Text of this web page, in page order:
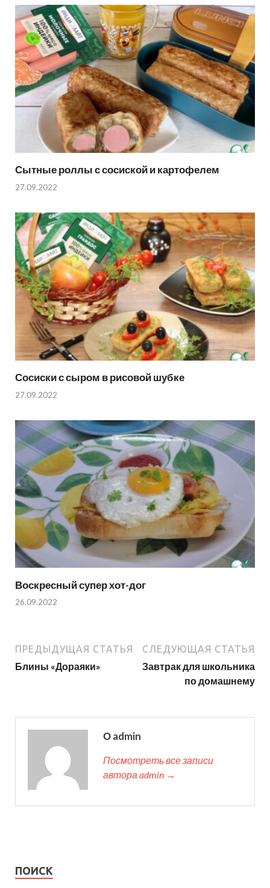
Сытные роллы с сосиской и картофелем
27.09.2022
Сосиски с сыром в рисовой шубке
27.09.2022
Воскресный супер хот-дог
26.09.2022
ПРЕДЫДУЩАЯ СТАТЬЯ
Блины «Дораяки»
СЛЕДУЮЩАЯ СТАТЬЯ
Завтрак для школьника
по домашнему
О admin
Посмотреть все записи
автора admin →
ПОИСК